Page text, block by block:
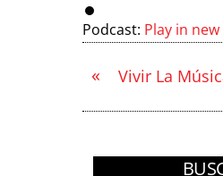
Podcast: Play in
« Vivir La